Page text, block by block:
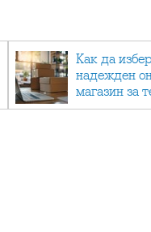
Как да
надежден
магазин за